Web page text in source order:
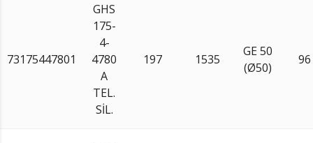
73175447801
GHS
175-
4-
4780
A
TEL.
SİL.
197 1535
GE 50
(Ø50)
96